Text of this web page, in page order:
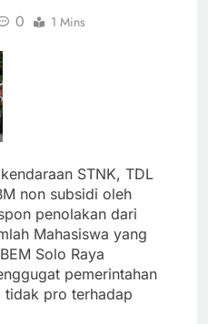
0 1 Mins
STNK, TDL
non subsidi oleh
penolakan dari
Mahasiswa yang
Solo Raya
pemerintahan
pro terhadap